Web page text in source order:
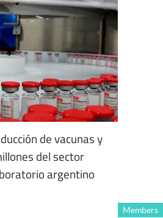
de vacunas y
del sector
argentino
Members